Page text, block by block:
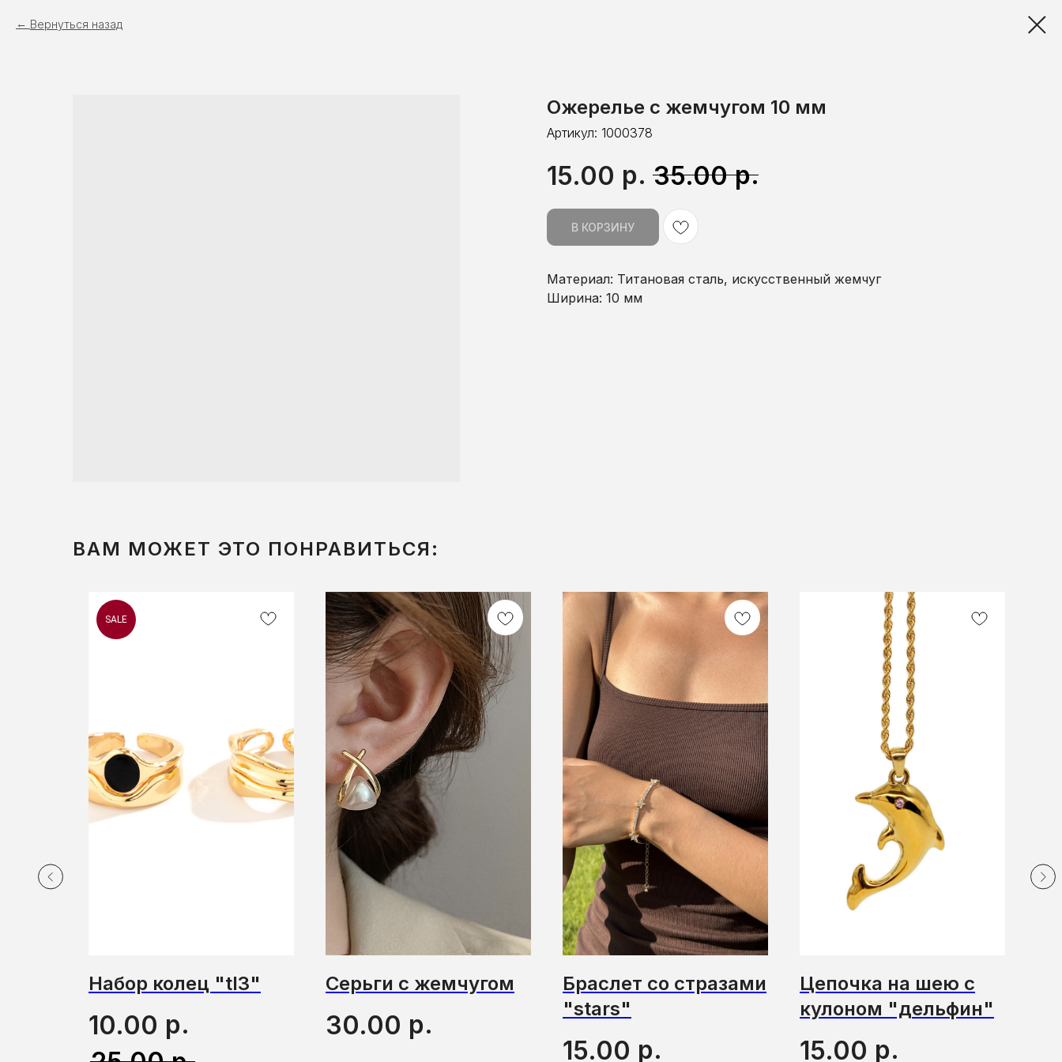
Вернуться назад
Ожерелье с жемчугом 10 мм
Артикул: 1000378
15.00 р. 35.00 р.
В КОРЗИНУ
Материал: Титановая сталь, искусственный жемчуг
Ширина: 10 мм
ВАМ МОЖЕТ ЭТО ПОНРАВИТЬСЯ:
SALE
Набор колец "tl3"
10.00 р.
Серьги с жемчугом
30.00 р.
Браслет со стразами
"stars"
15.00 р.
Цепочка на шею с
кулоном "дельфин"
15.00 р.